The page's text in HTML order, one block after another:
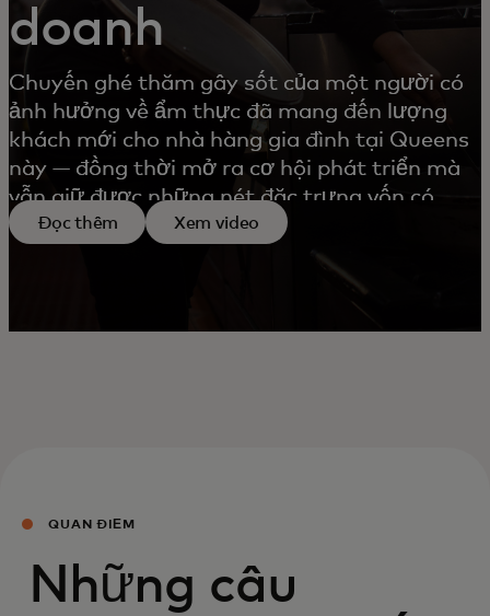
doanh
Chuyến ghé thăm gây sốt của một người có
ảnh hưởng về ẩm thực đã mang đến lượng
khách mới cho nhà hàng gia đình tại Queens
này — đồng thời mở ra cơ hội phát triển mà
vẫn giữ được những nét đặc trưng vốn có.
Đọc thêm Xem video
QUAN ĐIỂM
Những câu